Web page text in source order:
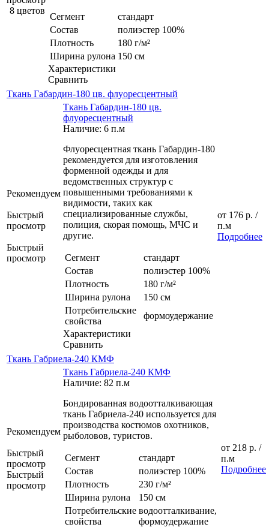
8 цветов
Сегмент
стандарт
Состав
полиэстер 100%
Плотность
180 г/м²
Ширина рулона 150 см
Характеристики
Сравнить
Ткань Габардин-180 цв. флуоресцентный
Рекомендуем
Быстрый
просмотр
Быстрый
просмотр
Ткань Габардин-180 цв.
флуоресцентный
Наличие: 6 п.м
Флуоресцентная ткань Габардин-180
рекомендуется для изготовления
форменной одежды и для
ведомственных структур с
повышенными требованиями к
видимости, таких как
специализированные службы,
полиция, скорая помощь, МЧС и
другие.
Сегмент
стандарт
Состав
полиэстер 100%
Плотность
180 г/м²
Ширина рулона
150 см
Потребительские
свойства
формоудержание
Характеристики
Сравнить
от 176 р. /
п.м
Подробнее
Ткань Габриела-240 КМФ
Рекомендуем
Быстрый
просмотр
Быстрый
просмотр
Ткань Габриела-240 КМФ
Наличие: 82 п.м
Бондированная водоотталкивающая
ткань Габриела-240 используется для
производства костюмов охотников,
рыболовов, туристов.
Сегмент
стандарт
Состав
полиэстер 100%
Плотность
230 г/м²
Ширина рулона
150 см
Потребительские
свойства
водоотталкивание,
формоудержание
от 218 р. /
п.м
Подробнее